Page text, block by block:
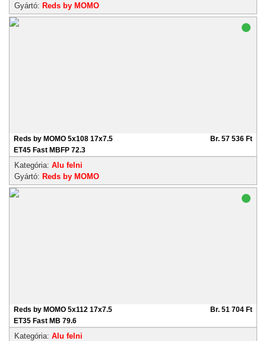
Gyártó: Reds by MOMO
Reds by MOMO 5x108 17x7.5
ET45 Fast MBFP 72.3
Br. 57 536 Ft
Kategória: Alu felni
Gyártó: Reds by MOMO
Reds by MOMO 5x112 17x7.5
ET35 Fast MB 79.6
Br. 51 704 Ft
Kategória: Alu felni